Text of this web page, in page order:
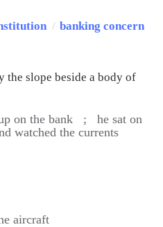
/ banking concern
the slope beside a body of
on the bank ;
he sat on
watched the currents
aircraft